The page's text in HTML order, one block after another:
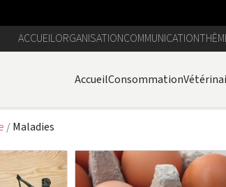
ACCUEILORGANISATIONCOMMUNICATION
AccueilConsommation
Maladies